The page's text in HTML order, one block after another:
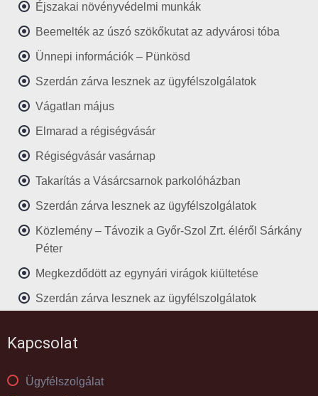
Éjszakai növényvédelmi munkák
Beemelték az úszó szökőkutat az adyvárosi tóba
Ünnepi információk – Pünkösd
Szerdán zárva lesznek az ügyfélszolgálatok
Vágatlan május
Elmarad a régiségvásár
Régiségvásár vasárnap
Takarítás a Vásárcsarnok parkolóházban
Szerdán zárva lesznek az ügyfélszolgálatok
Közlemény – Távozik a Győr-Szol Zrt. éléről Sárkány
Péter
Megkezdődött az egynyári virágok kiültetése
Szerdán zárva lesznek az ügyfélszolgálatok
Kapcsolat
Ügyfélszolgálat